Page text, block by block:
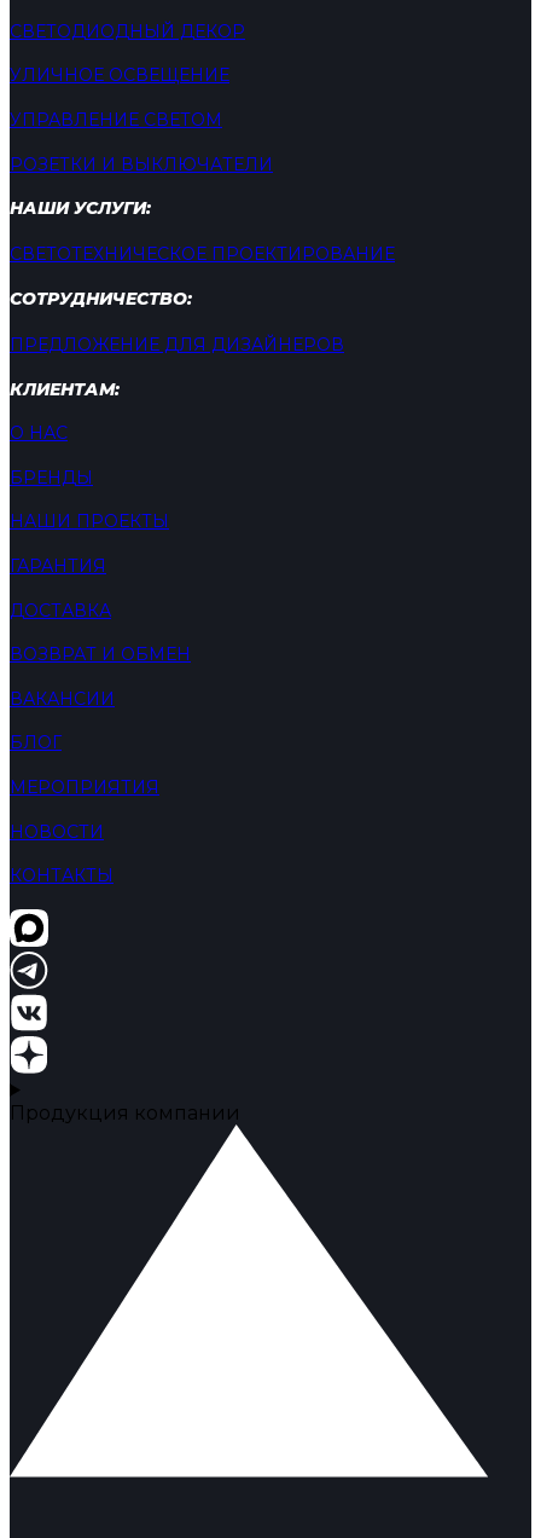
СВЕТОДИОДНЫЙ ДЕКОР
УЛИЧНОЕ ОСВЕЩЕНИЕ
УПРАВЛЕНИЕ СВЕТОМ
РОЗЕТКИ И ВЫКЛЮЧАТЕЛИ
НАШИ УСЛУГИ:
СВЕТОТЕХНИЧЕСКОЕ ПРОЕКТИРОВАНИЕ
СОТРУДНИЧЕСТВО:
ПРЕДЛОЖЕНИЕ ДЛЯ ДИЗАЙНЕРОВ
КЛИЕНТАМ:
О НАС
БРЕНДЫ
НАШИ ПРОЕКТЫ
ГАРАНТИЯ
ДОСТАВКА
ВОЗВРАТ И ОБМЕН
ВАКАНСИИ
БЛОГ
МЕРОПРИЯТИЯ
НОВОСТИ
КОНТАКТЫ
Продукция компании